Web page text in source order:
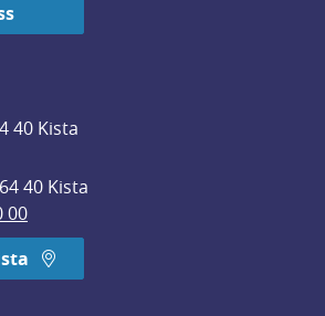
40 Kista
40 Kista
00